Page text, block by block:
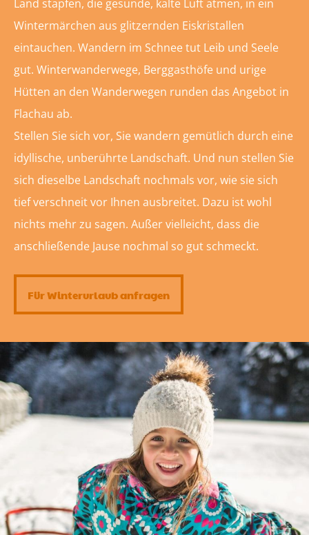
Land stapfen, die gesunde, kalte Luft atmen, in ein
Wintermärchen aus glitzernden Eiskristallen
eintauchen. Wandern im Schnee tut Leib und Seele
gut. Winterwanderwege, Berggasthöfe und urige
Hütten an den Wanderwegen runden das Angebot in
Flachau ab.
Stellen Sie sich vor, Sie wandern gemütlich durch eine
idyllische, unberührte Landschaft. Und nun stellen Sie
sich dieselbe Landschaft nochmals vor, wie sie sich
tief verschneit vor Ihnen ausbreitet. Dazu ist wohl
nichts mehr zu sagen. Außer vielleicht, dass die
anschließende Jause nochmal so gut schmeckt.
Für Winterurlaub anfragen